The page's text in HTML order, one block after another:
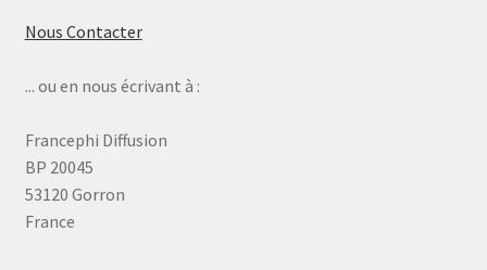
Nous Contacter
... ou en nous écrivant à :
Francephi Diffusion
BP 20045
53120 Gorron
France